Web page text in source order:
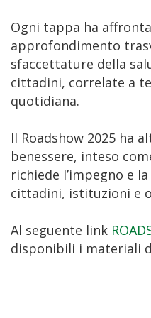
Ogni tappa ha
approfondimento
sfaccettature della
cittadini, correlate a
quotidiana.
Il Roadshow 2025 ha
benessere, inteso
richiede l’impegno e
cittadini, istituzioni e
Al seguente link
disponibili i materiali